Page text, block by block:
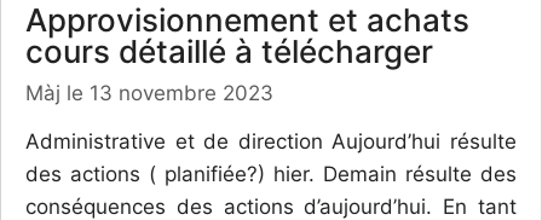
Approvisionnement et achats
cours détaillé à télécharger
Màj le 13 novembre 2023
Administrative et de direction Aujourd’hui résulte
des actions ( planifiée?) hier. Demain résulte des
conséquences des actions d’aujourd’hui. En tant